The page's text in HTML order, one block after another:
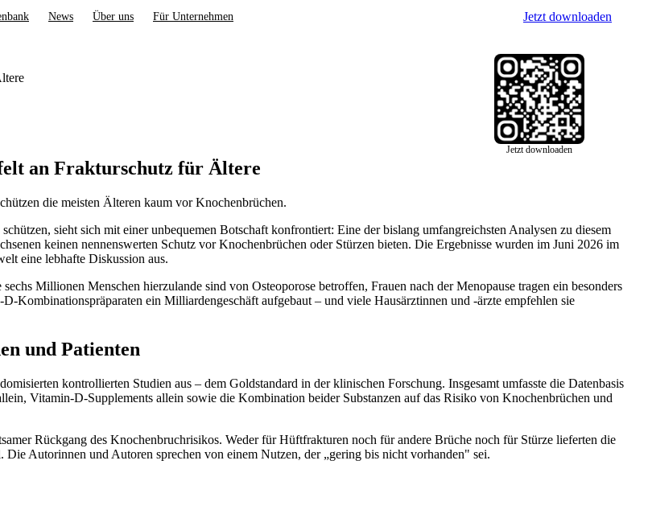
News Über uns Für Unternehmen
Jetzt downloaden
Jetzt downloaden
an Frakturschutz für Ältere
die meisten Älteren kaum vor Knochenbrüchen.
sieht sich mit einer unbequemen Botschaft konfrontiert: Eine der bislang umfangreichsten Analysen zu diesem
keinen nennenswerten Schutz vor Knochenbrüchen oder Stürzen bieten. Die Ergebnisse wurden im Juni 2026 im
eine lebhafte Diskussion aus.
Millionen Menschen hierzulande sind von Osteoporose betroffen, Frauen nach der Menopause tragen ein besonders
Kombinationspräparaten ein Milliardengeschäft aufgebaut – und viele Hausärztinnen und -ärzte empfehlen sie
und Patienten
kontrollierten Studien aus – dem Goldstandard in der klinischen Forschung. Insgesamt umfasste die Datenbasis
Vitamin-D-Supplements allein sowie die Kombination beider Substanzen auf das Risiko von Knochenbrüchen und
Rückgang des Knochenbruchrisikos. Weder für Hüftfrakturen noch für andere Brüche noch für Stürze lieferten die
Autorinnen und Autoren sprechen von einem Nutzen, der „gering bis nicht vorhanden" sei.